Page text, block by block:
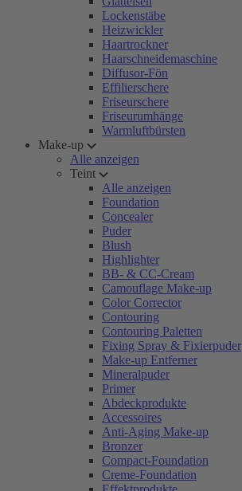
Lockenstäbe
Heizwickler
Haartrockner
Haarschneidemaschine
Diffusor-Fön
Effilierschere
Friseurschere
Friseurumhänge
Warmluftbürsten
Make-up
Alle anzeigen
Teint
Alle anzeigen
Foundation
Concealer
Puder
Blush
Highlighter
BB- & CC-Cream
Camouflage Make-up
Color Corrector
Contouring
Contouring Paletten
Fixing Spray & Fixierpuder
Make-up Entferner
Mineralpuder
Primer
Abdeckprodukte
Accessoires
Anti-Aging Make-up
Bronzer
Compact-Foundation
Creme-Foundation